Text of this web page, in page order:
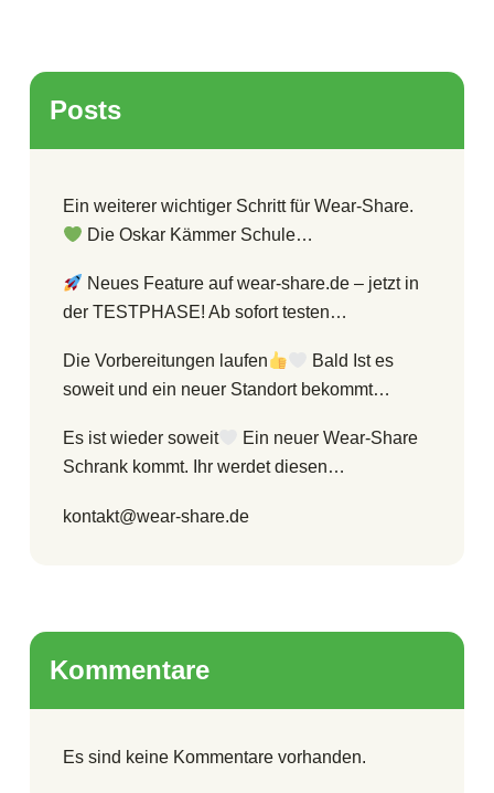
Posts
Ein weiterer wichtiger Schritt für Wear-Share.
Die Oskar Kämmer Schule…
Neues Feature auf wear-share.de – jetzt in
der TESTPHASE! Ab sofort testen…
Die Vorbereitungen laufen
Bald Ist es
soweit und ein neuer Standort bekommt…
Es ist wieder soweit
Ein neuer Wear-Share
Schrank kommt. Ihr werdet diesen…
kontakt@wear-share.de
Kommentare
Es sind keine Kommentare vorhanden.